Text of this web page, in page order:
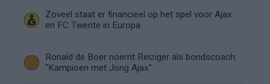
Zoveel staat er financieel op het spel voor Ajax
en FC Twente in Europa
Ronald de Boer noemt Reiziger als bondscoach:
"Kampioen met Jong Ajax"